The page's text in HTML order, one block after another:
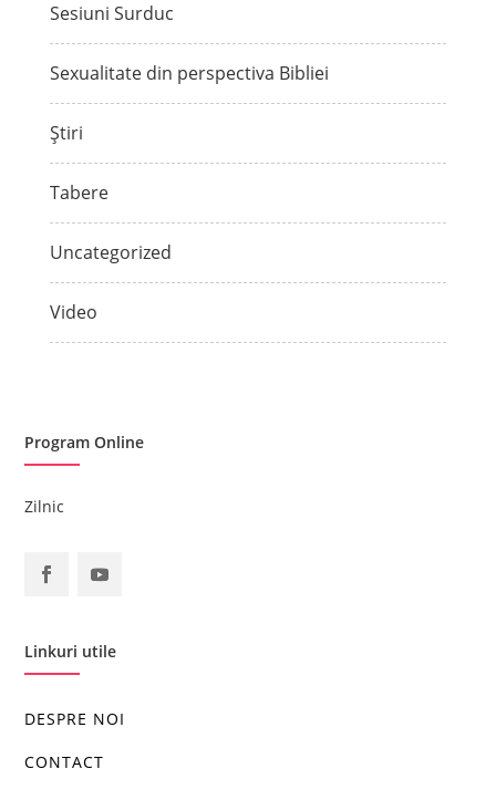
Sesiuni Surduc
Sexualitate din perspectiva Bibliei
Știri
Tabere
Uncategorized
Video
Program Online
Zilnic
Linkuri utile
DESPRE NOI
CONTACT